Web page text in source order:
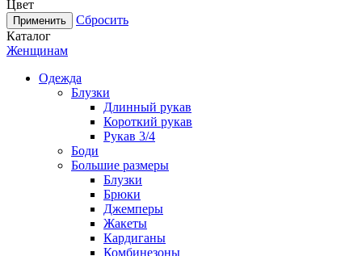
Цвет
Сбросить
Каталог
Женщинам
Одежда
Блузки
Длинный рукав
Короткий рукав
Рукав 3/4
Боди
Большие размеры
Блузки
Брюки
Джемперы
Жакеты
Кардиганы
Комбинезоны